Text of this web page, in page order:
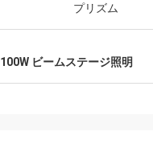
プリズム
100W ビームステージ照明